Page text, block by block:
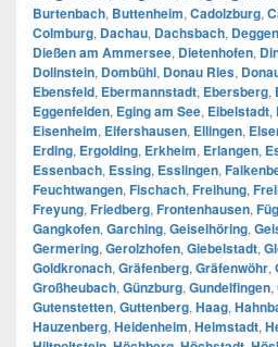
Burtenbach, Buttenheim, Cadolzburg,
Colmburg, Dachau, Dachsbach,
Dießen am Ammersee, Dietenhofen,
Dollnstein, Dombühl, Donau Ries,
Ebensfeld, Ebermannstadt, Ebersberg,
Eggenfelden, Eging am See, Eibelstadt,
Eisenheim, Elfershausen, Ellingen,
Erding, Ergolding, Erkheim, Erlangen,
Essenbach, Essing, Esslingen,
Feuchtwangen, Fischach, Freihung,
Freyung, Friedberg, Frontenhausen,
Gangkofen, Garching, Geiselhöring,
Germering, Gerolzhofen, Giebelstadt,
Goldkronach, Gräfenberg, Gräfenwöhr,
Großheubach, Günzburg, Gundelfingen,
Gutenstetten, Guttenberg, Haag,
Hauzenberg, Heidenheim, Helmstadt,